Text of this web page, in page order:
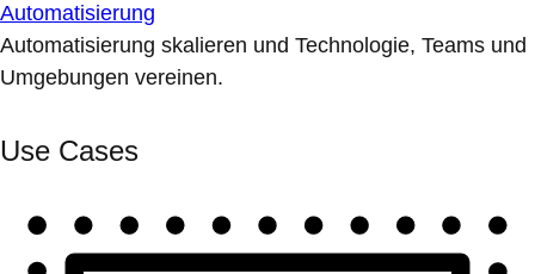
Automatisierung
Automatisierung skalieren und Technologie, Teams und
Umgebungen vereinen.
Use Cases